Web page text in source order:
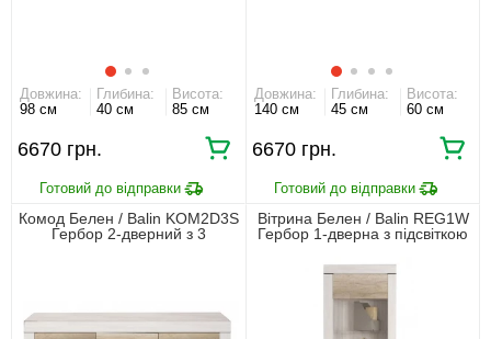
Довжина:
98 см
Глибина:
40 см
Висота:
85 см
6670 грн.
Довжина:
140 см
Глибина:
45 см
Висота:
60 см
6670 грн.
Комод Белен / Balin KOM2D3S
Гербор 2-дверний з 3
Вітрина Белен / Balin REG1W
Гербор 1-дверна з підсвіткою
корабельний